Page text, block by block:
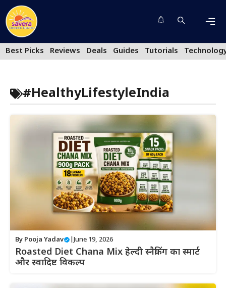
Skip
to
content
Best Picks
Reviews Deals Guides Tutorials
#HealthyLifestyleIndia
By Pooja Yadav |June 19, 2026
Roasted Diet Chana Mix हेल्दी स्नैकिंग का स्मार्ट
और स्वादिष्ट विकल्प